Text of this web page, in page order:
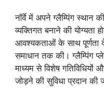
नॉर्वे में अपने ग्लैम्पिंग स्थान
व्यक्तिगत बनाने की
आवश्यकताओं के साथ पूर्णता
समाधान तक की। ग्लैम्पिंग
माध्यम से विशेष
जोड़ने की सुविधा प्रदान की